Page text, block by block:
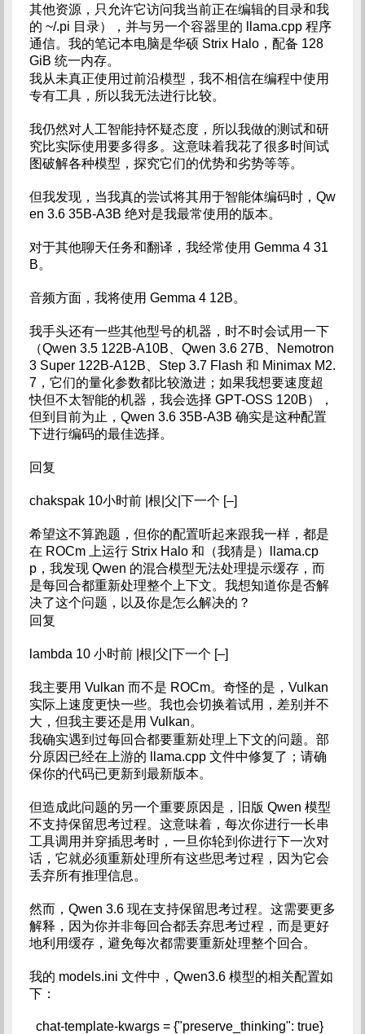
其他资源，只允许它访问我当前正在编辑的目录和我
的 ~/.pi 目录），并与另一个容器里的 llama.cpp 程序
通信。我的笔记本电脑是华硕 Strix Halo，配备 128
GiB 统一内存。
我从未真正使用过前沿模型，我不相信在编程中使用
专有工具，所以我无法进行比较。
我仍然对人工智能持怀疑态度，所以我做的测试和研
究比实际使用要多得多。这意味着我花了很多时间试
图破解各种模型，探究它们的优势和劣势等等。
但我发现，当我真的尝试将其用于智能体编码时，Qw
en 3.6 35B-A3B 绝对是我最常使用的版本。
对于其他聊天任务和翻译，我经常使用 Gemma 4 31
B。
音频方面，我将使用 Gemma 4 12B。
我手头还有一些其他型号的机器，时不时会试用一下
（Qwen 3.5 122B-A10B、Qwen 3.6 27B、Nemotron
3 Super 122B-A12B、Step 3.7 Flash 和 Minimax M2.
7，它们的量化参数都比较激进；如果我想要速度超
快但不太智能的机器，我会选择 GPT-OSS 120B），
但到目前为止，Qwen 3.6 35B-A3B 确实是这种配置
下进行编码的最佳选择。
回复
chakspak 10小时前 |根|父|下一个 [–]
希望这不算跑题，但你的配置听起来跟我一样，都是
在 ROCm 上运行 Strix Halo 和（我猜是）llama.cp
p，我发现 Qwen 的混合模型无法处理提示缓存，而
是每回合都重新处理整个上下文。我想知道你是否解
决了这个问题，以及你是怎么解决的？
回复
lambda 10 小时前 |根|父|下一个 [–]
我主要用 Vulkan 而不是 ROCm。奇怪的是，Vulkan
实际上速度更快一些。我也会切换着试用，差别并不
大，但我主要还是用 Vulkan。
我确实遇到过每回合都要重新处理上下文的问题。部
分原因已经在上游的 llama.cpp 文件中修复了；请确
保你的代码已更新到最新版本。
但造成此问题的另一个重要原因是，旧版 Qwen 模型
不支持保留思考过程。这意味着，每次你进行一长串
工具调用并穿插思考时，一旦你轮到你进行下一次对
话，它就必须重新处理所有这些思考过程，因为它会
丢弃所有推理信息。
然而，Qwen 3.6 现在支持保留思考过程。这需要更多
解释，因为你并非每回合都丢弃思考过程，而是更好
地利用缓存，避免每次都需要重新处理整个回合。
我的 models.ini 文件中，Qwen3.6 模型的相关配置如
下：
chat-template-kwargs = {"preserve_thinking": true}